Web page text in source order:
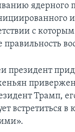
ядерного
с
президент
Трамп,
встретиться в